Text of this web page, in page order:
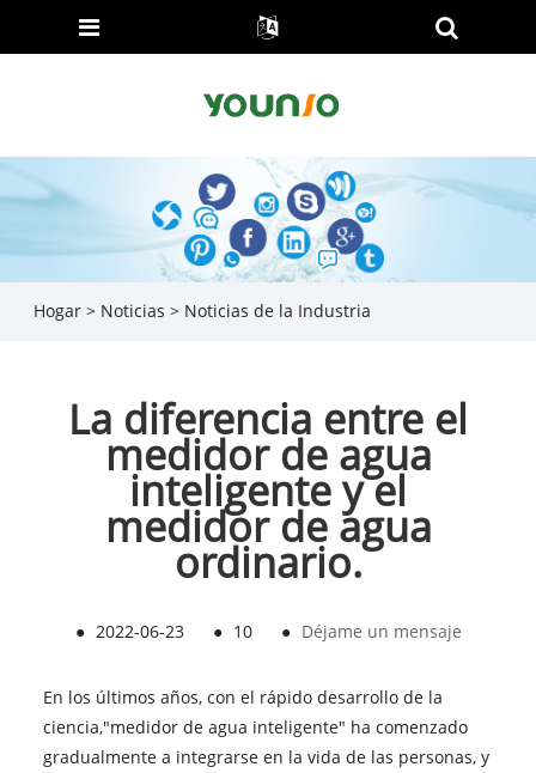
Hogar > Noticias > Noticias de la Industria
La diferencia entre el
medidor de agua
inteligente y el
medidor de agua
ordinario.
● 2022-06-23 ● 10 ● Déjame un mensaje
En los últimos años, con el rápido desarrollo de la
ciencia,"medidor de agua inteligente" ha comenzado
gradualmente a integrarse en la vida de las personas, y